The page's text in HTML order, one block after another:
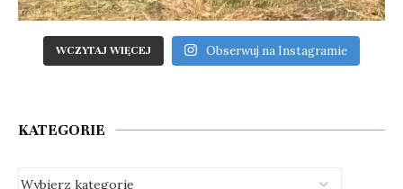
WCZYTAJ WIĘCEJ Obserwuj na Instagramie
KATEGORIE